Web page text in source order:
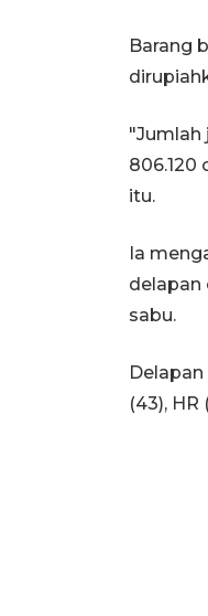
Barang
"Jumlah
806.120
itu.
Ia
delapan
sabu.
Delapan
(43),